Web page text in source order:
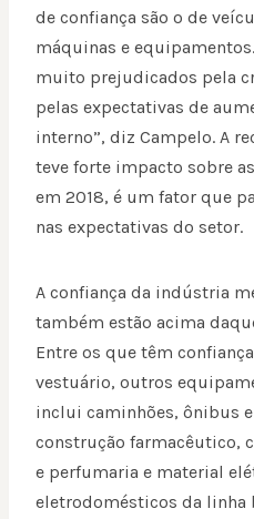
de confiança são o de
máquinas e
muito prejudicados pela
pelas expectativas de
interno”, diz Campelo. A
teve forte impacto sobre
em 2018, é um fator que
nas expectativas do setor.
A confiança da indústria
também estão acima
Entre os que têm
vestuário, outros
inclui caminhões, ônibus
construção farmacêutico,
e perfumaria e material
eletrodomésticos da linha